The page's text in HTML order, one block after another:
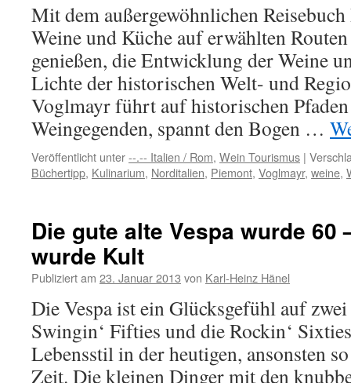
Mit dem außergewöhnlichen
Weine und Küche auf erwählten
genießen, die Entwicklung der Weine
Lichte der historischen Welt- und
Voglmayr führt auf historischen
Weingegenden, spannt den Bogen …
Veröffentlicht unter--.-- Italien / Rom, Wein Tourismus |
Büchertipp, Kulinarium, Norditalien, Piemont, Voglmayr, weine,
Die gute alte Vespa wurde 60
wurde Kult
Publiziert am 23. Januar 2013 von Karl-Heinz Hänel
Die Vespa ist ein Glücksgefühl auf
Swingin‘ Fifties und die Rockin‘
Lebensstil in der heutigen, ansonsten
Zeit. Die kleinen Dinger mit den